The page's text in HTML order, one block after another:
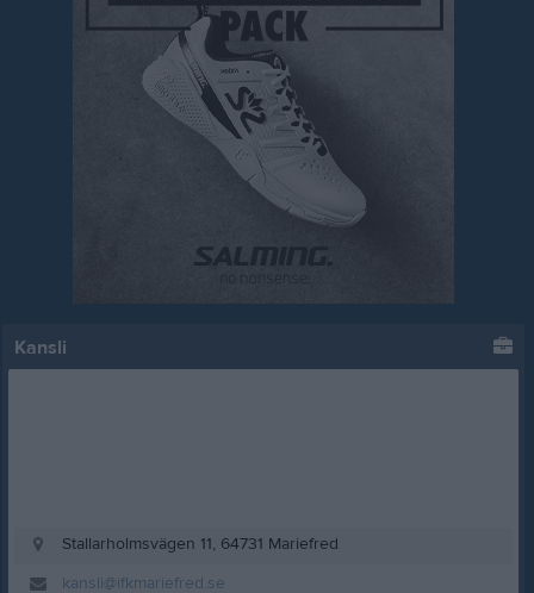
Kansli
Stallarholmsvägen 11, 64731 Mariefred
kansli@ifkmariefred.se